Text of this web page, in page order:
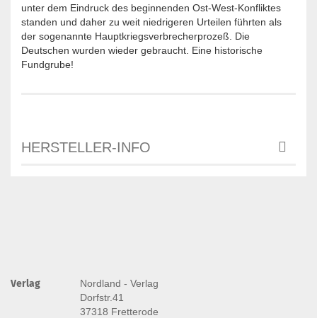
unter dem Eindruck des beginnenden Ost-West-Konfliktes
standen und daher zu weit niedrigeren Urteilen führten als
der sogenannte Hauptkriegsverbrecherprozeß. Die
Deutschen wurden wieder gebraucht. Eine historische
Fundgrube!
HERSTELLER-INFO
Verlag
Nordland - Verlag
Dorfstr.41
37318 Fretterode